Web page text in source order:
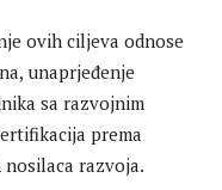
ovih ciljeva odnose
unaprjeđenje
sa razvojnim
prema
razvoja.